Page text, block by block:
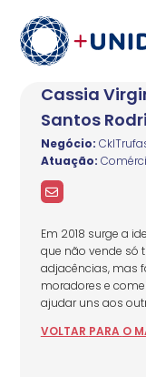
Cassia
Santos
Negócio:
Atuação:
Em 2018 surge a
que não vende só
adjacências, mas
moradores e
ajudar uns aos
VOLTAR PARA O